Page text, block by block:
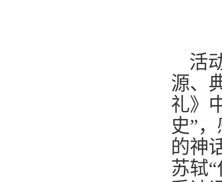
活
源、
礼》
史”，
的神
苏轼